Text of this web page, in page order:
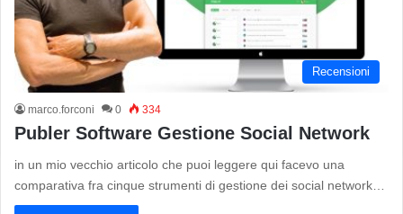
Recensioni
marco.forconi 0 334
Publer Software Gestione Social Network
in un mio vecchio articolo che puoi leggere qui facevo una
comparativa fra cinque strumenti di gestione dei social network…